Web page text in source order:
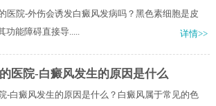
医院-外伤会诱发白癜风发病吗？黑色素细胞是皮
功能障碍直接导.....
详情>>
医院-白癜风发生的原因是什么
-白癜风发生的原因是什么？白癜风属于常见的色